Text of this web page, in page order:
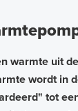
warmte uit
wordt in
tot